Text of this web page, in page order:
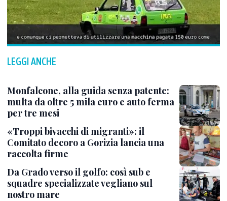
LEGGI ANCHE
Monfalcone, alla guida senza patente:
multa da oltre 5 mila euro e auto ferma
per tre mesi
«Troppi bivacchi di migranti»: il
Comitato decoro a Gorizia lancia una
raccolta firme
Da Grado verso il golfo: così sub e
squadre specializzate vegliano sul
nostro mare